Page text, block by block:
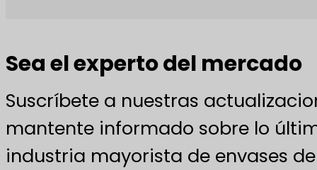
Sea el experto del mercado
Suscríbete a nuestras
mantente informado sobre lo
industria mayorista de envases